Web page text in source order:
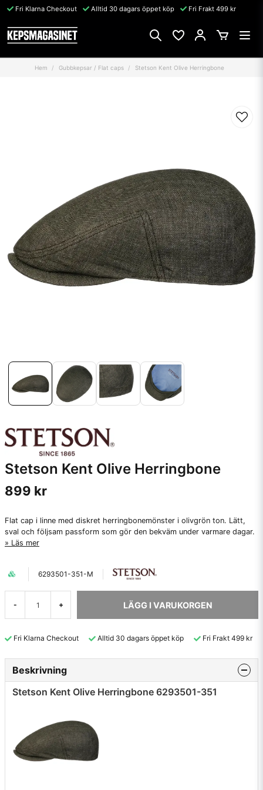
Fri Klarna Checkout Alltid 30 dagars öppet köp Fri Frakt 499 kr
Hem Gubbkepsar / Flat caps Stetson Kent Olive Herringbone
Stetson Kent Olive Herringbone
899 kr
Flat cap i linne med diskret herringbonemönster i olivgrön ton. Lätt,
sval och följsam passform som gör den bekväm under varmare dagar.
Läs mer
6293501-351-M
- + LÄGG I VARUKORGEN
Fri Klarna Checkout Alltid 30 dagars öppet köp Fri Frakt 499 kr
Beskrivning
Stetson Kent Olive Herringbone 6293501-351